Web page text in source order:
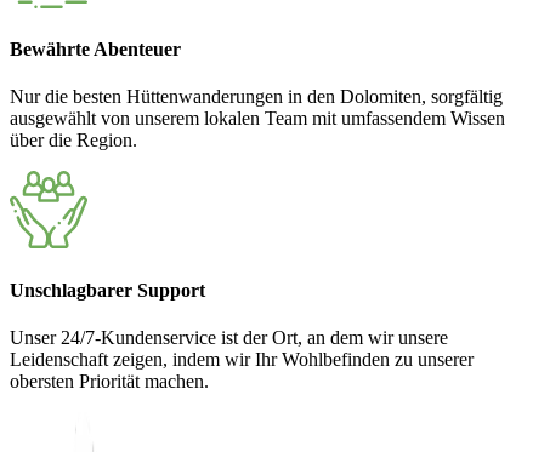
Bewährte Abenteuer
Nur die besten Hüttenwanderungen in den Dolomiten, sorgfältig
ausgewählt von unserem lokalen Team mit umfassendem Wissen
über die Region.
Unschlagbarer Support
Unser 24/7-Kundenservice ist der Ort, an dem wir unsere
Leidenschaft zeigen, indem wir Ihr Wohlbefinden zu unserer
obersten Priorität machen.